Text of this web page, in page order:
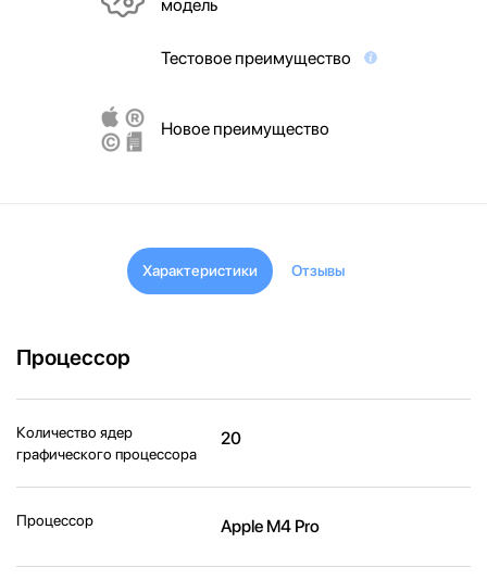
модель
Тестовое преимущество
Новое преимущество
Характеристики Отзывы
Процессор
Количество ядер
графического процессора
20
Процессор Apple M4 Pro